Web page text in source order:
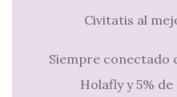
Civitatis al
Siempre conectado
Holafly y 5%